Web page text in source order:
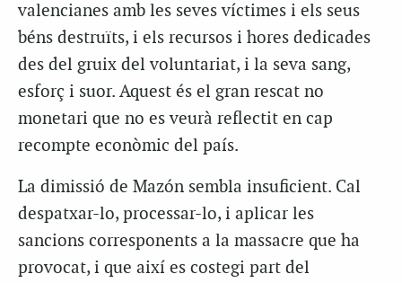
valencianes amb les seves víctimes i els seus
béns destruïts, i els recursos i hores dedicades
des del gruix del voluntariat, i la seva sang,
esforç i suor. Aquest és el gran rescat no
monetari que no es veurà reflectit en cap
recompte econòmic del país.
La dimissió de Mazón sembla insuficient. Cal
despatxar-lo, processar-lo, i aplicar les
sancions corresponents a la massacre que ha
provocat, i que així es costegi part del